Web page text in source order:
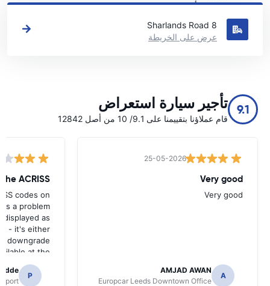
اطلع على مواقع تأجير السيارات الرئيسية لدينا في فاریہام
8 Sharlands Road
عرض على الخريطة
9.1 تأجير سيارة استعراض
قام عملاؤنا بتقييمنا على 9.1/ 10 من أصل 12842
25-05-2026
Very good
Very good
A
AMJAD AWAN
Europcar Leeds Downtown Office
ACRISS
codes on
a problem
displayed as
- it's either
downgrade
at the
of collection.
P